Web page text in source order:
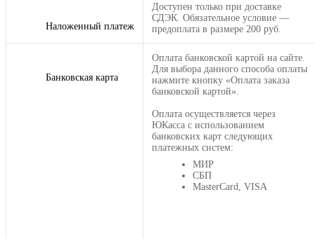
Наложенный платеж
Доступен только при доставке
СДЭК. Обязательное условие —
предоплата в размере 200 руб.
Банковская карта
Оплата банковской картой на сайте.
Для выбора данного способа оплаты
нажмите кнопку «Оплата заказа
банковской картой».
Оплата осуществляется через
ЮКасса с использованием
банковских карт следующих
платежных систем:
МИР
СБП
MasterCard, VISA